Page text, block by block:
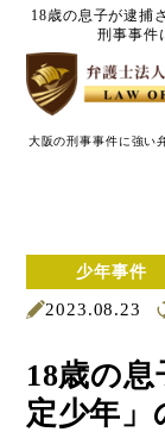
18歳の息子が逮捕
刑事事件
大阪の刑事事件に強い
少年事件
2023.08.23
18歳の
定少年